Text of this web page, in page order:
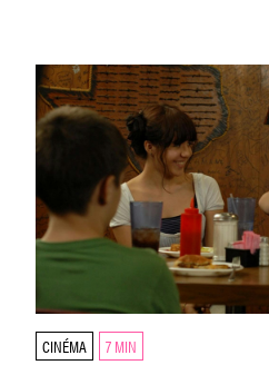
CINÉMA 7 MIN